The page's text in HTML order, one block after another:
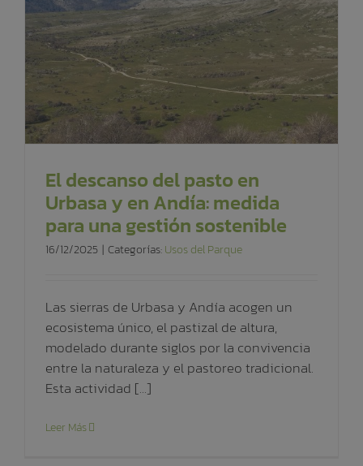
El descanso del pasto en
Urbasa y en Andía: medida
para una gestión sostenible
16/12/2025 | Categorías:Usos del Parque
Las sierras de Urbasa y Andía acogen un
ecosistema único, el pastizal de altura,
modelado durante siglos por la convivencia
entre la naturaleza y el pastoreo tradicional.
Esta actividad [...]
Leer Más